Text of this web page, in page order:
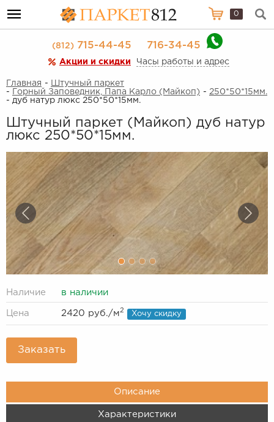
0
(812)715-44-45 716-34-45
Акции и скидки Часы работы и адрес
Главная -
Штучный паркет
-
Горный Заповедник, Папа Карло (Майкоп) - 250*50*15мм.
- дуб натур люкс 250*50*15мм.
Штучный паркет (Майкоп) дуб натур
люкс 250*50*15мм.
Наличие в наличии
Цена 2420 руб./м2 Хочу скидку
Заказать
Описание
Характеристики